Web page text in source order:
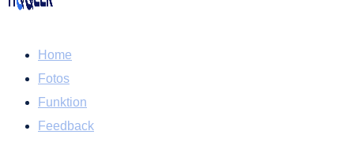
Home
Fotos
Funktion
Feedback